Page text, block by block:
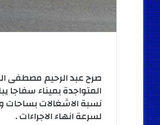
صرح عبد الرحيم مصطفى
نسبة الاشغالات بساحات و
لسرعة انهاء الاجراءات .